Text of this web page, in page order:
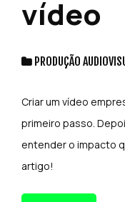
vídeo
PRODUÇÃO
Criar um vídeo
primeiro passo.
entender o impacto
artigo!